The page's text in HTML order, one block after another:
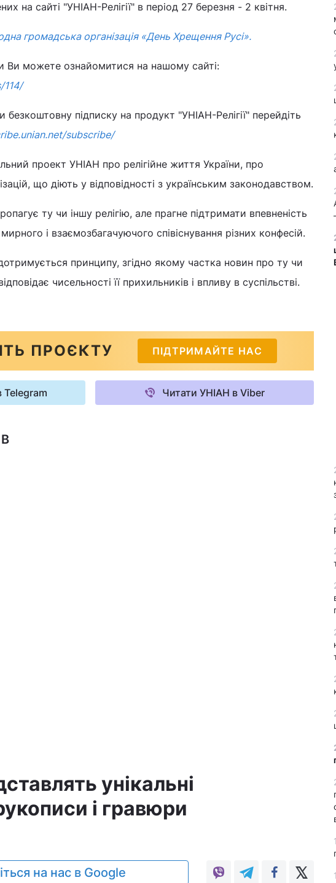
на сайті "УНІАН-Релігії" в період 27 березня - 2 квітня.
громадська організація «День Хрещення Русі».
Ви можете ознайомитися на нашому сайті:
підписку на продукт "УНІАН-Релігії" перейдіть
subscribe/
проект УНІАН про релігійне життя України, про
що діють у відповідності з українським законодавством.
ту чи іншу релігію, але прагне підтримати впевненість
і взаємозбагачуючого співіснування різних конфесій.
принципу, згідно якому частка новин про ту чи
чисельності її прихильників і впливу в суспільстві.
ПРОЄКТУ ПІДТРИМАЙТЕ НАС
Telegram Читати УНІАН в Viber
унікальні
і гравюри
на нас в Google